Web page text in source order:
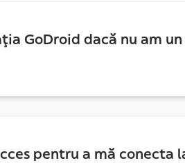
GoDroid dacă nu am
pentru a mă conecta